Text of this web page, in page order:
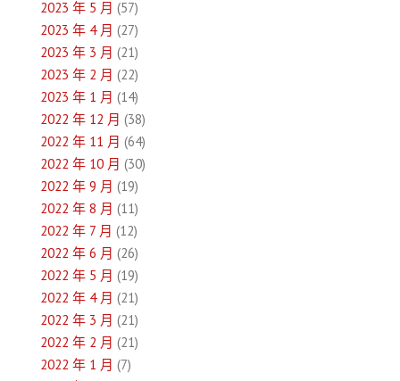
2023 年 5 月 (57)
2023 年 4 月 (27)
2023 年 3 月 (21)
2023 年 2 月 (22)
2023 年 1 月 (14)
2022 年 12 月 (38)
2022 年 11 月 (64)
2022 年 10 月 (30)
2022 年 9 月 (19)
2022 年 8 月 (11)
2022 年 7 月 (12)
2022 年 6 月 (26)
2022 年 5 月 (19)
2022 年 4 月 (21)
2022 年 3 月 (21)
2022 年 2 月 (21)
2022 年 1 月 (7)